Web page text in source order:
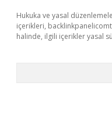
Hukuka ve yasal
içerikleri,
halinde, ilgili içerikler yasal